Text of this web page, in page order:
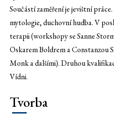
Součástí zaměření je jevištní
mytologie, duchovní hudba. V
terapii (workshopy se Sanne
Oskarem Boldrem a Constanzou
Monk a dalšími). Druhou
Vídni.
Tvorba